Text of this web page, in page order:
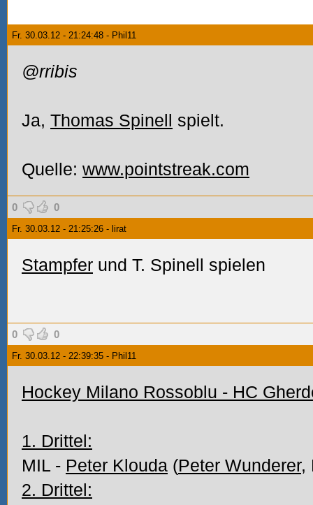
Fr. 30.03.12 - 21:24:48 - Phil11
@rribis
Ja, Thomas Spinell spielt.
Quelle: www.pointstreak.com
0 0
Fr. 30.03.12 - 21:25:26 - lirat
Stampfer und T. Spinell spielen
0 0
Fr. 30.03.12 - 22:39:35 - Phil11
Hockey Milano Rossoblu - HC
1. Drittel:
MIL - Peter Klouda (Peter Wunderer,
2. Drittel: